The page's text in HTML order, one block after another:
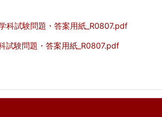
科試験問題・答案用紙_R0807.pdf
試験問題・答案用紙_R0807.pdf